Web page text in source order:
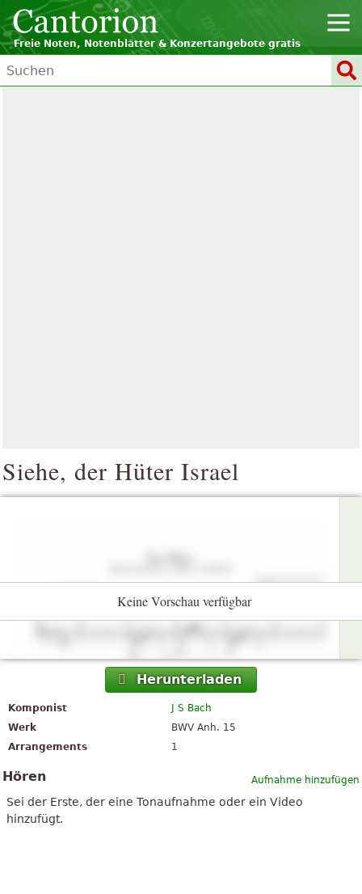
Freie Noten, Notenblätter & Konzertangebote gratis
Siehe, der Hüter Israel
Keine Vorschau verfügbar
Herunterladen
Komponist
J S Bach
Werk
BWV Anh. 15
Arrangements
1
Aufnahme hinzufügen
Hören
Sei der Erste, der eine Tonaufnahme oder ein Video
hinzufügt.